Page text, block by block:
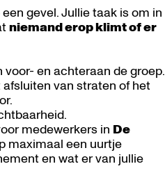
gevel. Jullie taak is om in
niemand erop klimt of er
voor- en achteraan de groep.
van straten of het
medewerkers in De
maximaal een uurtje
en wat er van jullie